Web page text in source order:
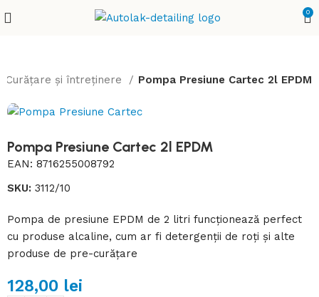
0
Curățare și întreținere Pompa Presiune Cartec 2l EPDM
Pompa Presiune Cartec 2l EPDM
EAN:8716255008792
SKU:3112/10
Pompa de presiune EPDM de 2 litri funcționează perfect
cu produse alcaline, cum ar fi detergenții de roți și alte
produse de pre-curățare
128,00 lei